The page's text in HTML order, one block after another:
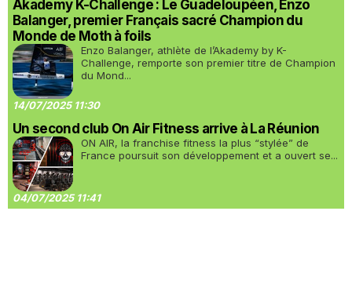
Akademy K-Challenge : Le Guadeloupéen, Enzo
Balanger, premier Français sacré Champion du
Monde de Moth à foils
Enzo Balanger, athlète de l’Akademy by K-
Challenge, remporte son premier titre de Champion
du Mond...
14/07/2025 11:30
Un second club On Air Fitness arrive à La Réunion
ON AIR, la franchise fitness la plus “stylée” de
France poursuit son développement et a ouvert se...
04/07/2025 11:41